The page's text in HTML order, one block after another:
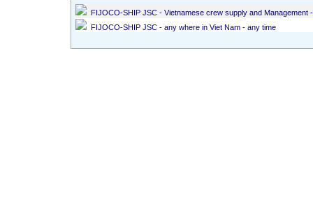
FIJOCO-SHIP JSC - Vietnamese crew supply and Management
FIJOCO-SHIP JSC - any where in Viet Nam - any time